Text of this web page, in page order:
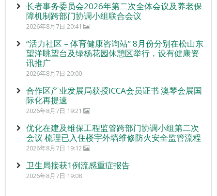
长者事务委员会2026年第二次全体会议及养老保
障机制跨部门协调小组联合会议
2026年8月7日 20:41
“活力社区 – 体育健康咨询站” 8月份分别在松山东
望洋眺望台及绿杨花园休憩区举行，设有健康资
讯推广
2026年8月7日 20:00
合作区产业发展局获授ICCA会员证书 澳琴会展国
际化再提速
2026年8月7日 19:21
优化在建及维保工程监管跨部门协调小组第二次
会议 梳理已入住楼宇外墙维修防火安全监管流程
2026年8月7日 19:12
卫生局接获1例流感重症报告
2026年8月7日 19:08